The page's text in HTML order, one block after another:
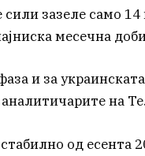
сили зазеле само
месечна
и за
на
од есента